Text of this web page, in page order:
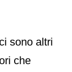
sono altri
che